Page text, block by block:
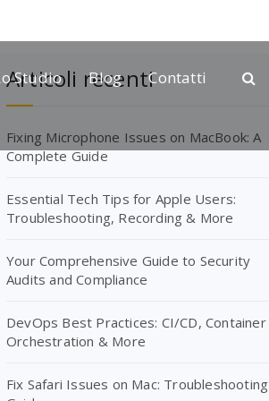
Studio Blog Contatti
Articoli recenti
Fixing Microphone Issues on MacBook: A
Complete Guide
Essential Tech Tips for Apple Users:
Troubleshooting, Recording & More
Your Comprehensive Guide to Security
Audits and Compliance
DevOps Best Practices: CI/CD, Container
Orchestration & More
Fix Safari Issues on Mac: Troubleshooting